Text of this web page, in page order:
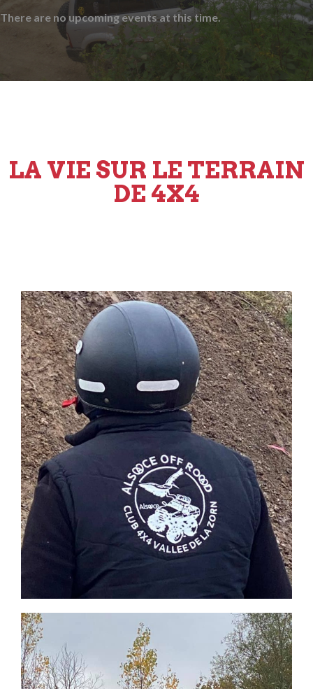
There are no upcoming events at this time.
LA VIE SUR LE TERRAIN
DE 4X4